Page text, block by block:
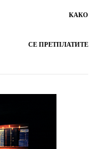
КАКО
СЕ ПРЕТПЛАТИТЕ